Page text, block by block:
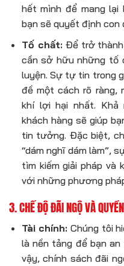
hết mình để mang
bạn sẽ quyết định con
Tố chất:Để trở thành
cần sở hữu những tố
luyện. Sự tự tin trong
đề một cách rõ ràng,
khí lợi hại nhất. Khả
khách hàng sẽ giúp
tin tưởng. Đặc biệt,
“dám nghĩ dám làm”,
tìm kiếm giải pháp và
với những phương
3. CHẾ ĐỘ ĐÃI NGỘ VÀ
Tài chính: Chúng tôi
là nền tảng để bạn
vậy, chính sách đãi